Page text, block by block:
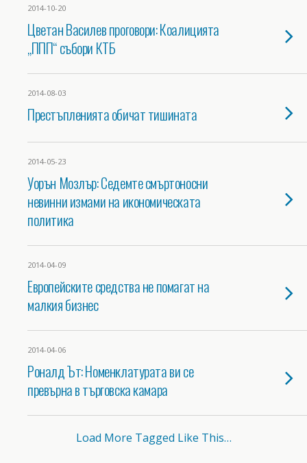
2014-10-20
Цветан Василев проговори: Коалицията
„ППП“ събори КТБ
2014-08-03
Престъпленията обичат тишината
2014-05-23
Уорън Мозлър: Седемте смъртоносни
невинни измами на икономическата
политика
2014-04-09
Европейските средства не помагат на
малкия бизнес
2014-04-06
Роналд Ът: Номенклатурата ви се
превърна в търговска камара
Load More Tagged Like This…